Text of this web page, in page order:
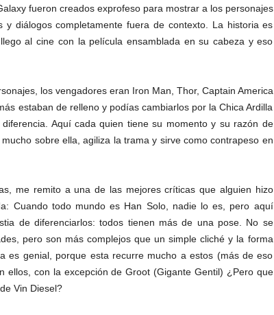
fueron creados exprofeso para mostrar a los personajes
y diálogos completamente fuera de contexto. La historia es
al cine con la película ensamblada en su cabeza y eso
los vengadores eran Iron Man, Thor, Captain America
estaban de relleno y podías cambiarlos por la Chica Ardilla
Aquí cada quien tiene su momento y su razón de
sobre ella, agiliza la trama y sirve como contrapeso en
me remito a una de las mejores críticas que alguien hizo
Cuando todo mundo es Han Solo, nadie lo es, pero aquí
de diferenciarlos: todos tienen más de una pose. No se
pero son más complejos que un simple cliché y la forma
es genial, porque esta recurre mucho a estos (más de eso
ellos, con la excepción de Groot (Gigante Gentil) ¿Pero que
Vin Diesel?